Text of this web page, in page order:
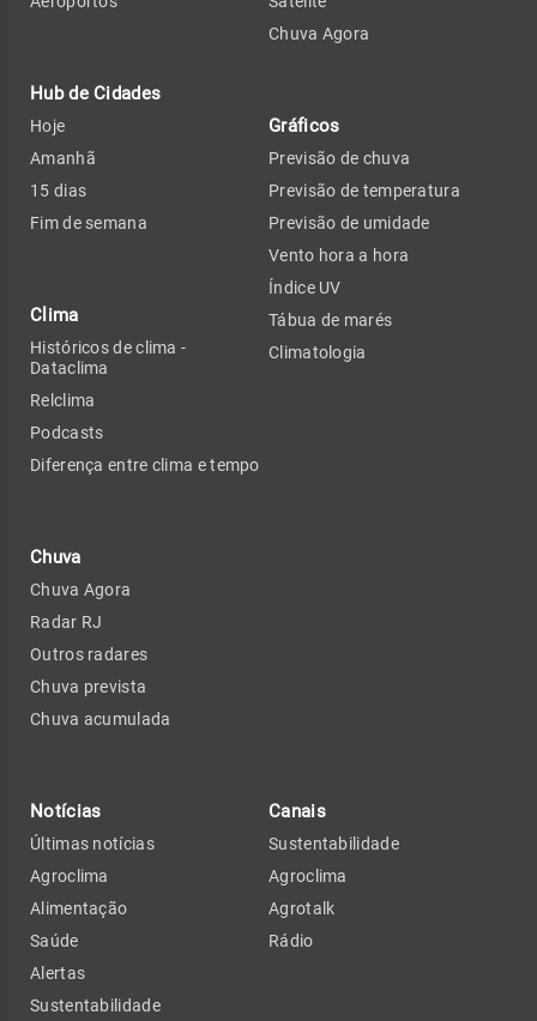
Hub de Cidades
Hoje
Amanhã
15 dias
Fim de semana
Clima
Históricos de clima -
Dataclima
Relclima
Podcasts
Diferença entre clima e tempo
Chuva
Chuva Agora
Radar RJ
Outros radares
Chuva prevista
Chuva acumulada
Chuva Agora
Gráficos
Previsão de chuva
Previsão de temperatura
Previsão de umidade
Vento hora a hora
Índice UV
Tábua de marés
Climatologia
Notícias
Últimas notícias
Agroclima
Alimentação
Saúde
Alertas
Sustentabilidade
Canais
Sustentabilidade
Agroclima
Agrotalk
Rádio